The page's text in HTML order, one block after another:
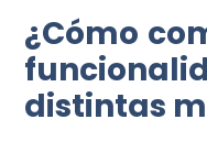
¿Cómo
distintas